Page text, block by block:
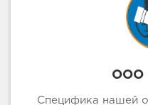
ООО
Специфика нашей